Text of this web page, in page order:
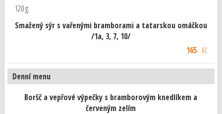
120 g
Smažený sýr s vařenými bramborami a tatarskou omáčkou
/1a, 3, 7, 10/
165Kč
Denní menu
Boršč a vepřové výpečky s bramborovým knedlíkem a
červeným zelím